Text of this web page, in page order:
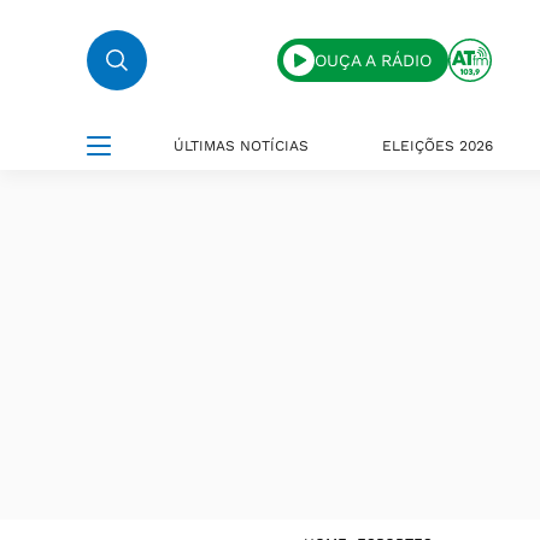
OUÇA A RÁDIO
ÚLTIMAS NOTÍCIAS ELEIÇÕES 2026